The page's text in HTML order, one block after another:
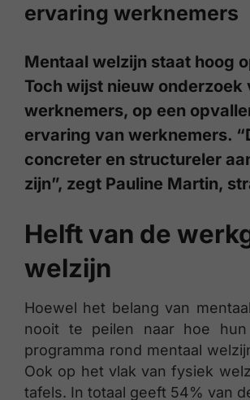
ervaring werknemers
Mentaal welzijn staat hoog
Toch wijst nieuw
werknemers, op een
ervaring van werknemers.
concreter en structureler
zijn”, zegt Pauline Martin,
Helft van de
welzijn
Hoewel het belang van
nooit te peilen naar hoe
programma rond mentaal
Ook op het vlak van fysiek
tafels. In totaal geeft 54% van